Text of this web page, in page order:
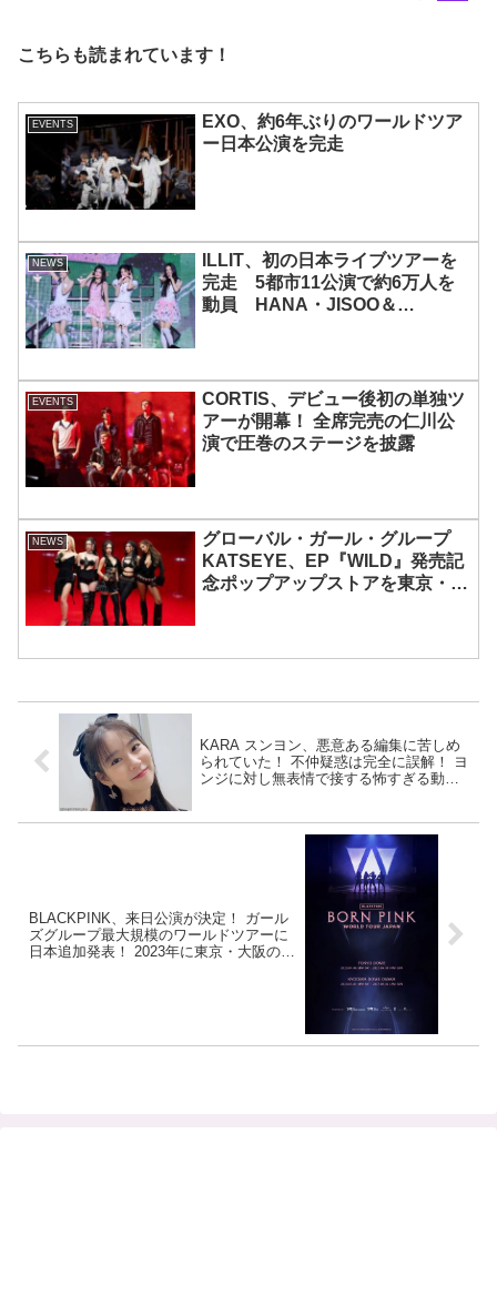
こちらも読まれています！
EVENTS
EXO、約6年ぶりのワールドツア
ー日本公演を完走
NEWS
ILLIT、初の日本ライブツアーを
完走 5都市11公演で約6万人を
動員 HANA・JISOO＆
EVENTS
CORTIS、デビュー後初の単独ツ
アーが開幕！ 全席完売の仁川公
演で圧巻のステージを披露
NEWS
グローバル・ガール・グループ
KATSEYE、EP『WILD』発売記
念ポップアップストアを東京・原
KARA スンヨン、悪意ある編集に苦しめ
られていた！ 不仲疑惑は完全に誤解！ ヨ
ンジに対し無表情で接する怖すぎる動画
BLACKPINK、来日公演が決定！ ガール
ズグループ最大規模のワールドツアーに
日本追加発表！ 2023年に東京・大阪の２